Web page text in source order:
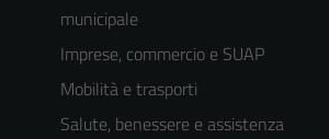
municipale
Imprese, commercio e SUAP
Mobilità e trasporti
Salute, benessere e assistenza